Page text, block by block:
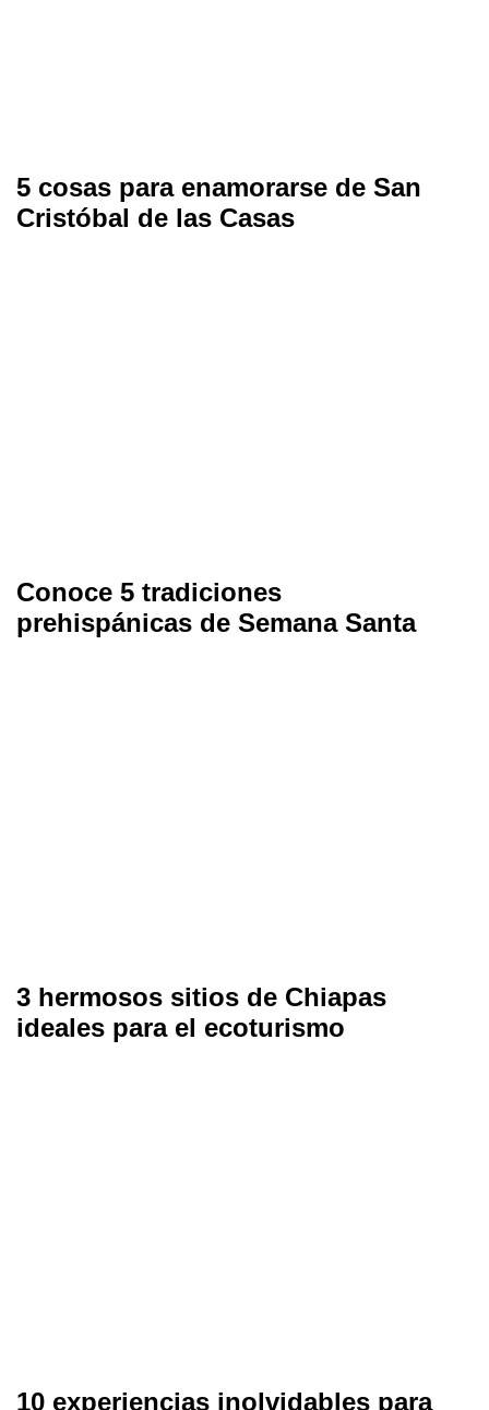
5 cosas para enamorarse de San
Cristóbal de las Casas
Conoce 5 tradiciones
prehispánicas de Semana Santa
3 hermosos sitios de Chiapas
ideales para el ecoturismo
10 experiencias inolvidables para